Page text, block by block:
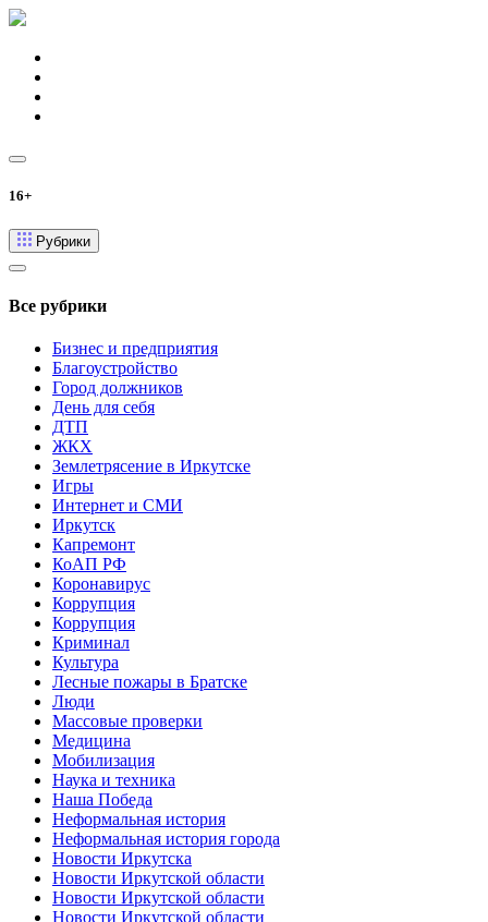
16+
Рубрики
Все рубрики
Бизнес и предприятия
Благоустройство
Город должников
День для себя
ДТП
ЖКХ
Землетрясение в Иркутске
Игры
Интернет и СМИ
Иркутск
Капремонт
КоАП РФ
Коронавирус
Коррупция
Коррупция
Криминал
Культура
Лесные пожары в Братске
Люди
Массовые проверки
Медицина
Мобилизация
Наука и техника
Наша Победа
Неформальная история
Неформальная история города
Новости Иркутска
Новости Иркутской области
Новости Иркутской области
Новости Иркутской области